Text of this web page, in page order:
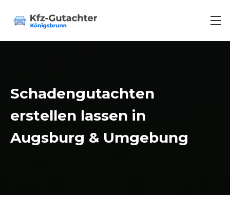
Unfallgutachten
Schadengutachten
erstellen lassen in
Augsburg & Umgebung